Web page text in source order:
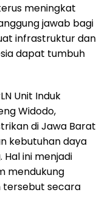
meningkat
jawab bagi
infrastruktur dan
dapat tumbuh
Unit Induk
Widodo,
di Jawa Barat
kebutuhan daya
Hal ini menjadi
mendukung
tersebut secara